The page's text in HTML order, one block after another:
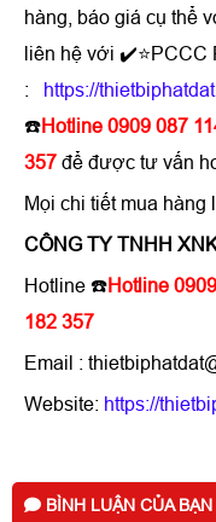
hàng, báo giá cụ thể
liên hệ với
:
https://
☎️Hotline 0909 087
357 để được tư vấn
Mọi chi tiết mua hàng
CÔNG TY TNHH
Hotline ☎️Hotline
182 357
Email :
Website: https://
BÌNH LUẬN CỦA BẠN